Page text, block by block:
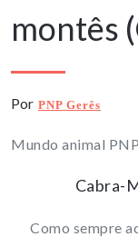
montês
Por PNP Gerês
Mundo animal
Cabra-
Como sempre